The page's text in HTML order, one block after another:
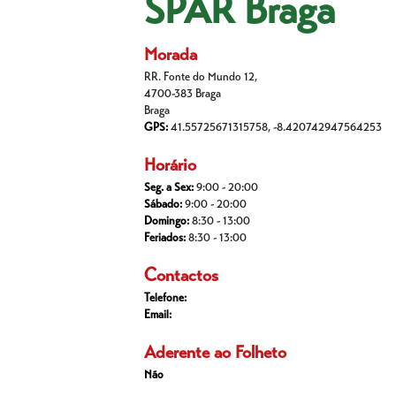
SPAR Braga
Morada
RR. Fonte do Mundo 12,
4700-383 Braga
Braga
GPS: 41.55725671315758, -8.420742947564253
Horário
Seg. a Sex:9:00 - 20:00
Sábado:9:00 - 20:00
Domingo:8:30 - 13:00
Feriados:8:30 - 13:00
Contactos
Telefone:
Email:
Aderente ao Folheto
Não